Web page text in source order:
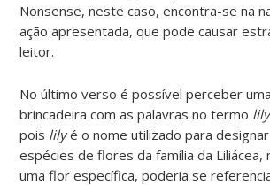
Nonsense, neste caso, encontra-se na
ação apresentada, que pode causar
leitor.
No último verso é possível perceber uma
brincadeira com as palavras no termo
pois lilyé o nome utilizado para
espécies de flores da família da Liliácea,
uma flor específica, poderia se